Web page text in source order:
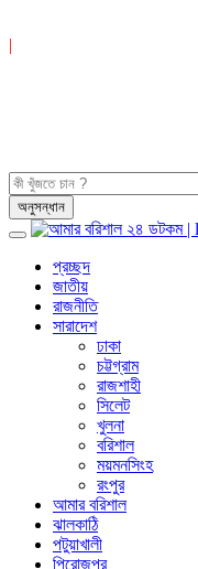
|
প্রচ্ছদ
জাতীয়
রাজনীতি
সারাদেশ
ঢাকা
চট্টগ্রাম
রাজশাহী
সিলেট
খুলনা
বরিশাল
ময়মনসিংহ
রংপুর
আমার বরিশাল
ঝালকাঠি
পটুয়াখালী
পিরোজপুর